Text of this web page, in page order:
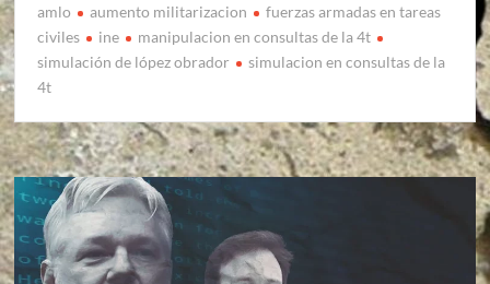
amlo aumento militarizacion
fuerzas armadas en tareas
civiles
ine
manipulacion en consultas de la 4t
simulación de lópez obrador
simulacion en consultas de la
4t